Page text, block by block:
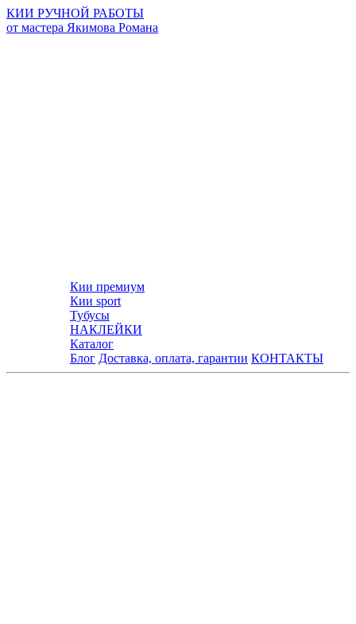
КИИ РУЧНОЙ РАБОТЫ
от мастера Якимова Романа
Кии премиум
Кии sport
Тубусы
НАКЛЕЙКИ
Каталог
Блог Доставка, оплата, гарантии КОНТАКТЫ